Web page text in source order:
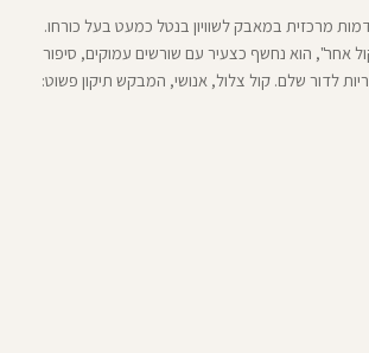
בן 23, הפך לדמות מרכזית במאבק לשוויון בנטל כמעט בעל כורחו.
אחר", הוא נחשף כצעיר עם שורשים עמוקים, סיפור
לדור שלם. קול צלול, אנושי, המבקש תיקון פשוט: